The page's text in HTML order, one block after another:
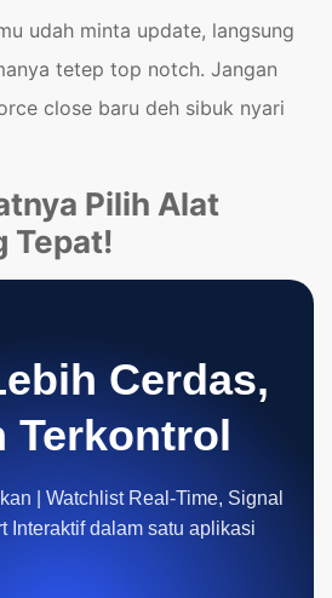
udah minta update, langsung
tetep top notch. Jangan
close baru deh sibuk nyari
Pilih Alat
Tepat!
Cerdas,
Terkontrol
| Watchlist Real-Time, Signal
Interaktif dalam satu aplikasi